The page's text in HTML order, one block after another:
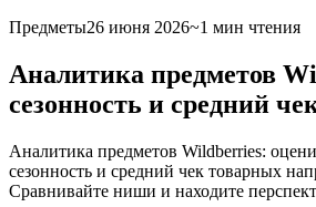
Предметы26 июня 2026~1 мин чтения
Аналитика предметов
сезонность и средний
Аналитика предметов Wildberries:
сезонность и средний чек товарных
Сравнивайте ниши и находите